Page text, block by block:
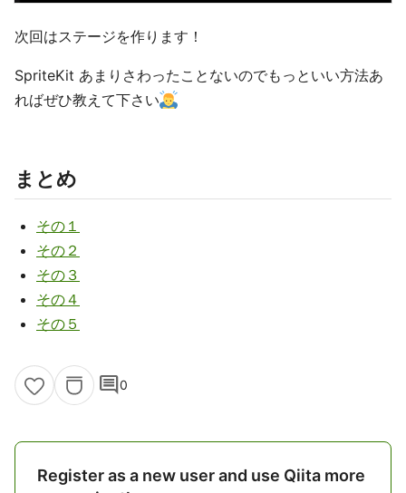
次回はステージを作ります！
SpriteKit あまりさわったことないのでもっといい方法あ
ればぜひ教えて下さい
まとめ
その１
その２
その３
その４
その５
comment0
Register as a new user and use Qiita more